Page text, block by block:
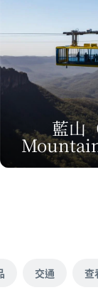
藍山
交通 查